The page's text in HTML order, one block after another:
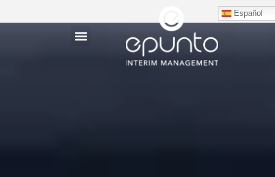
Español